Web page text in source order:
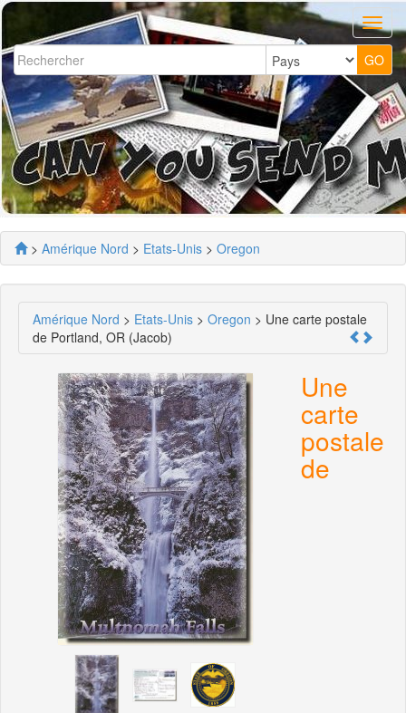
> Amérique Nord > Etats-Unis > Oregon
Amérique Nord > Etats-Unis > Oregon > Une carte postale
de Portland, OR (Jacob)
Une
carte
postale
de